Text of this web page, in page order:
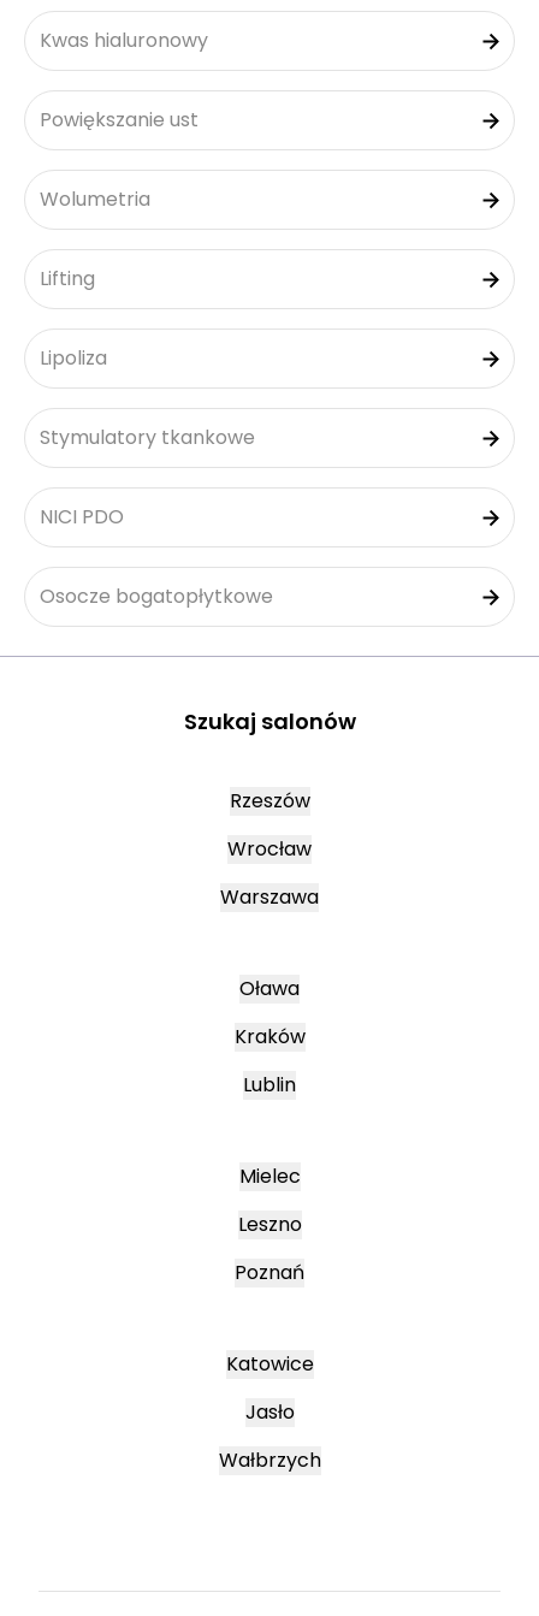
Kwas hialuronowy
Powiększanie ust
Wolumetria
Lifting
Lipoliza
Stymulatory tkankowe
NICI PDO
Osocze bogatopłytkowe
Szukaj salonów
Rzeszów
Wrocław
Warszawa
Oława
Kraków
Lublin
Mielec
Leszno
Poznań
Katowice
Jasło
Wałbrzych